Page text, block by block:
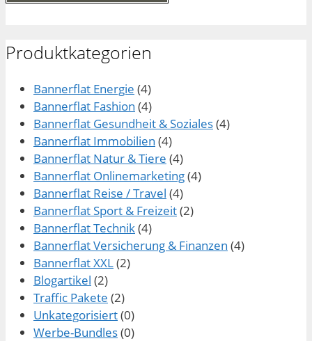
Produktkategorien
Bannerflat Energie (4)
Bannerflat Fashion (4)
Bannerflat Gesundheit & Soziales(4)
Bannerflat Immobilien (4)
Bannerflat Natur & Tiere (4)
Bannerflat Onlinemarketing(4)
Bannerflat Reise / Travel (4)
Bannerflat Sport & Freizeit(2)
Bannerflat Technik(4)
Bannerflat Versicherung & Finanzen (4)
Bannerflat XXL(2)
Blogartikel (2)
Traffic Pakete (2)
Unkategorisiert(0)
Werbe-Bundles(0)